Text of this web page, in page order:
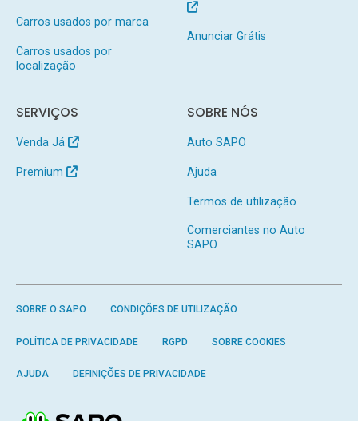
Carros usados por marca
Carros usados por
localização
Anunciar Grátis
SERVIÇOS
Venda Já
Premium
SOBRE NÓS
Auto SAPO
Ajuda
Termos de utilização
Comerciantes no Auto
SAPO
SOBRE O SAPO CONDIÇÕES DE UTILIZAÇÃO
POLÍTICA DE PRIVACIDADE RGPD SOBRE COOKIES
AJUDA DEFINIÇÕES DE PRIVACIDADE